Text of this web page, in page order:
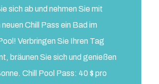
sich ab und nehmen Sie mit
Chill Pass ein Bad im
Verbringen Sie Ihren Tag
bräunen Sie sich und genießen
Chill Pool Pass: 40 $ pro